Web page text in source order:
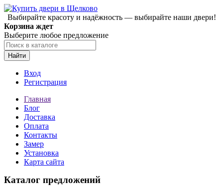
Выбирайте красоту и надёжность — выбирайте наши двери!
Корзина ждет
Выберите любое предложение
Найти
Вход
Регистрация
Главная
Блог
Доставка
Оплата
Контакты
Замер
Установка
Карта сайта
Каталог предложений